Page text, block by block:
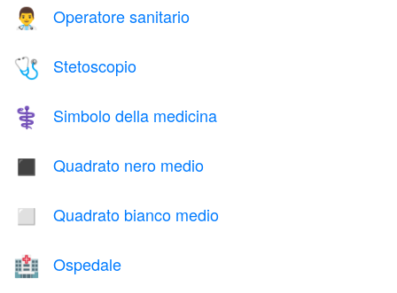
👨‍⚕️ Operatore sanitario
🩺 Stetoscopio
⚕️ Simbolo della medicina
◼️ Quadrato nero medio
◻️ Quadrato bianco medio
🏥 Ospedale